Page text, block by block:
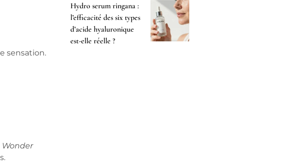
sensation.
Wonder
Hydro serum ringana :
l’efficacité des six types
d’acide hyaluronique
est-elle réelle ?